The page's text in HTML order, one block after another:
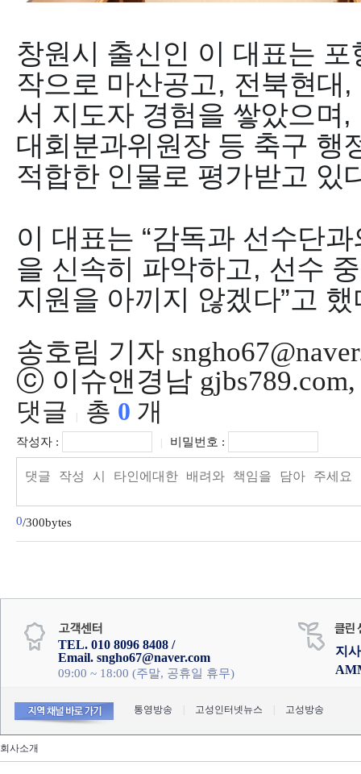
창원시 출신인 이 대표는
작으로 마산공고 , 전북현대,
서 지도자 경험을 쌓았으며,
대회분과위원장 등 축구 행
적합한 인물로 평가받고 있
이 대표는 “감독과 선수단
을 신속히 파악하고 , 선수
지원을 아끼지 않겠다”고 했
송호림 기자
ⓒ 이슈앤경남
댓글 총 0 개
작성자 : 비밀번호 :
0/300bytes
TEL. 010 8096 8408 /
Email. sngho67@naver.com
09:00 ~ 18:00 (주말, 공휴일 휴무)
지
통영방송 고성인터넷뉴스 고성방송
회사소개